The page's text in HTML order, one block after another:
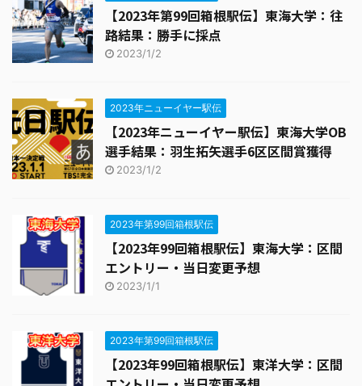
【2023年第99回箱根駅伝】東海大学：往
路結果：勝手に採点
2023/1/2
2023年ニューイヤー駅伝
【2023年ニューイヤー駅伝】東海大学OB
選手結果：羽生拓矢選手6区区間賞獲得
2023/1/2
2023年第99回箱根駅伝
【2023年99回箱根駅伝】東海大学：区間
エントリー・当日変更予想
2023/1/1
2023年第99回箱根駅伝
【2023年99回箱根駅伝】東洋大学：区間